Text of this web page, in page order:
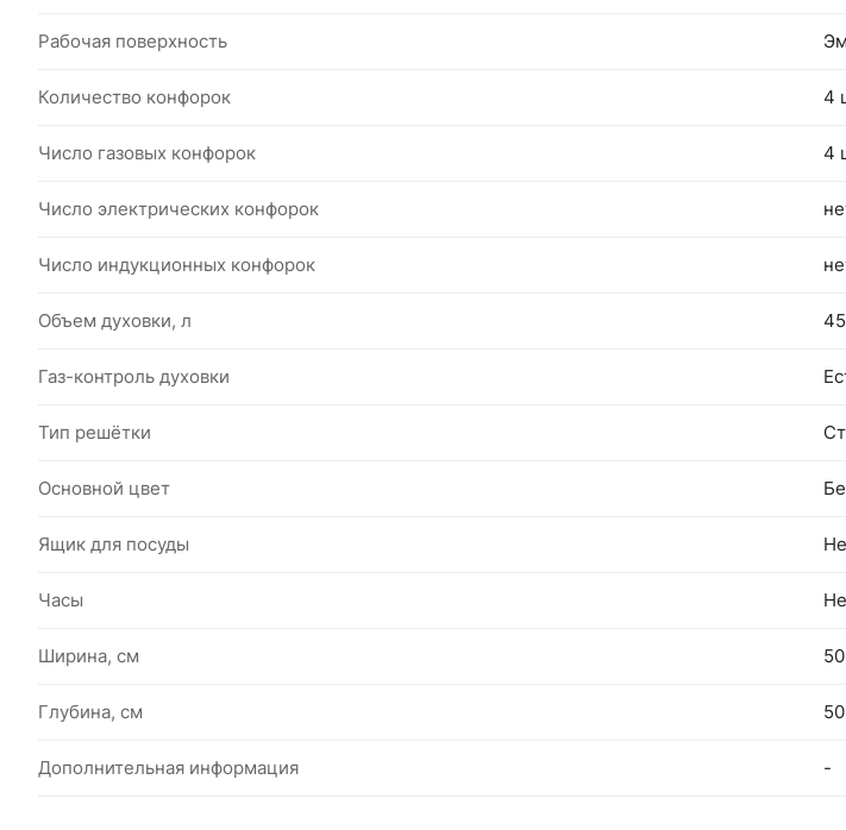
Рабочая поверхность
Количество конфорок 4
Число газовых конфорок 4
Число электрических конфорок
Число индукционных конфорок
Объем духовки, л 45
Газ-контроль духовки
Тип решётки
Основной цвет
Ящик для посуды
Часы
Ширина, см 50
Глубина, см 50
Дополнительная информация -